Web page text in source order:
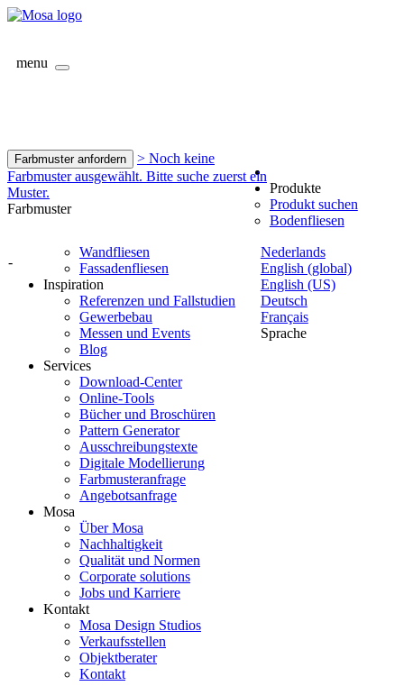
menu
Farbmuster anfordern
> Noch keine
Farbmuster ausgewählt. Bitte suche zuerst ein
Muster.
Farbmuster
-
Nederlands
English (global)
English (US)
Deutsch
Français
Sprache
Produkte
Produkt suchen
Bodenfliesen
Wandfliesen
Fassadenfliesen
Inspiration
Referenzen und Fallstudien
Gewerbebau
Messen und Events
Blog
Services
Download-Center
Online-Tools
Bücher und Broschüren
Pattern Generator
Ausschreibungstexte
Digitale Modellierung
Farbmusteranfrage
Angebotsanfrage
Mosa
Über Mosa
Nachhaltigkeit
Qualität und Normen
Corporate solutions
Jobs und Karriere
Kontakt
Mosa Design Studios
Verkaufsstellen
Objektberater
Kontakt